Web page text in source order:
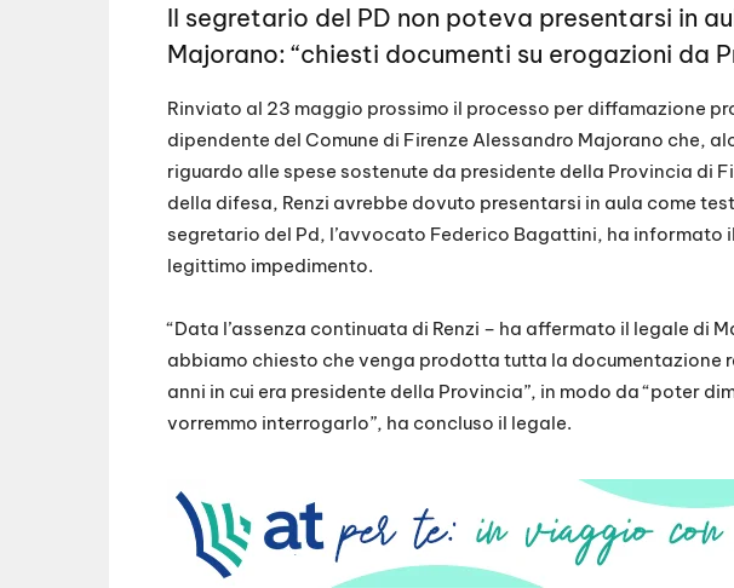
Il segretario del PD non poteva presentarsi in
Majorano: “chiesti documenti su erogazioni da
Rinviato al 23 maggio prossimo il processo per diffamazione
dipendente del Comune di Firenze Alessandro Majorano che,
riguardo alle spese sostenute da presidente della Provincia di
della difesa, Renzi avrebbe dovuto presentarsi in aula come
segretario del Pd, l’avvocato Federico Bagattini, ha informato
legittimo impedimento.
“Data l’assenza continuata di Renzi – ha affermato il legale di
abbiamo chiesto che venga prodotta tutta la documentazione
anni in cui era presidente della Provincia”, in modo da “poter
vorremmo interrogarlo”, ha concluso il legale.